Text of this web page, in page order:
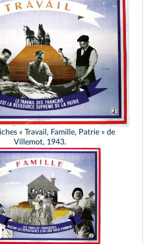
Bridgeman/ADAGP
« Travail, Famille, Patrie » de
Villemot, 1943.
Private Coll./Bridgeman/ADAGP